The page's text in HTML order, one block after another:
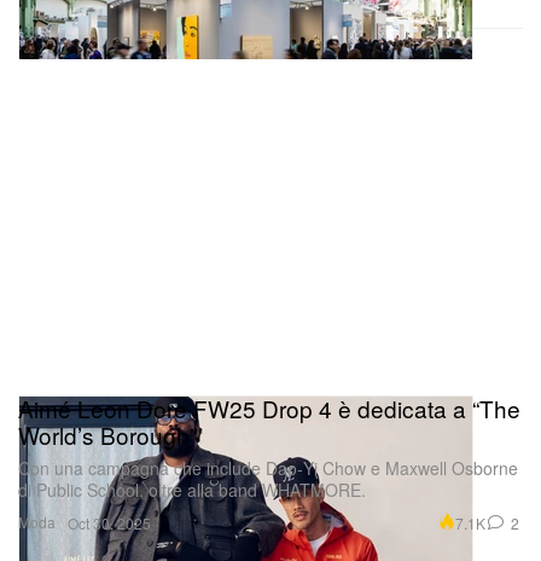
Moda
Aimé Leon Dore FW25 Drop 4 è dedicata a “The
World’s Borough”
Con una campagna che include Dao‑Yi Chow e Maxwell Osborne
di Public School, oltre alla band WHATMORE.
Oct 30, 2025 7.1K 2